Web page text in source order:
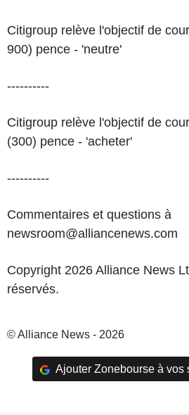
Citigroup relève l'objectif de
900) pence - 'neutre'
----------
Citigroup relève l'objectif de
(300) pence - 'acheter'
----------
Commentaires et questions à
newsroom@alliancenews.com
Copyright 2026 Alliance News
réservés.
© Alliance News - 2026
Ajouter Zonebourse à vos